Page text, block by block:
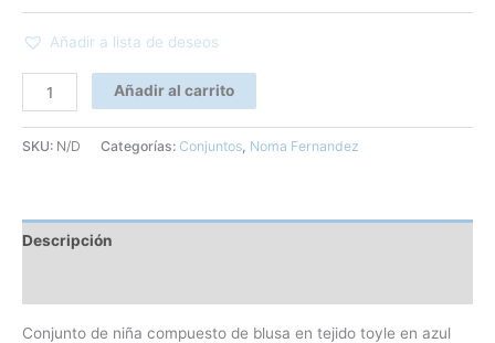
Añadir a lista de deseos
Añadir al carrito
SKU: N/D Categorías: Conjuntos Noma Fernandez
Descripción
Conjunto de niña compuesto de blusa en tejido toyle en azul